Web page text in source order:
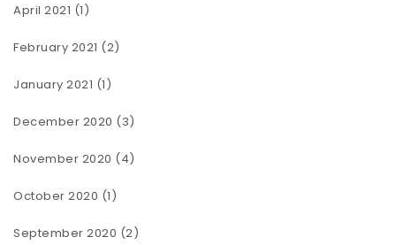
April 2021 (1)
February 2021 (2)
January 2021 (1)
December 2020 (3)
November 2020 (4)
October 2020 (1)
September 2020 (2)